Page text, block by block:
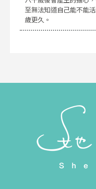
至無法知道自己能不能
歲更久。